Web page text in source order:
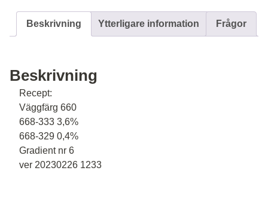
Beskrivning Ytterligare information Frågor
Beskrivning
Recept:
Väggfärg 660
668-333 3,6%
668-329 0,4%
Gradient nr 6
ver 20230226 1233